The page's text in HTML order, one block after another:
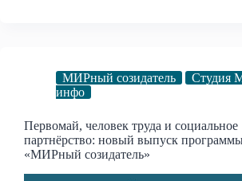
МИРный созидатель
Студия
инфо
Первомай, человек труда и социальное
партнёрство: новый выпуск
«МИРный созидатель»